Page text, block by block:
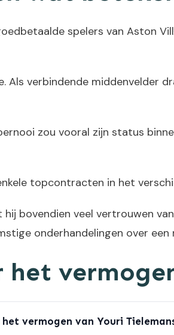
spelers van Aston
Als verbindende middenvelder
zou vooral zijn status
topcontracten in het
bovendien veel vertrouwen
onderhandelingen over
vermogen van Youri